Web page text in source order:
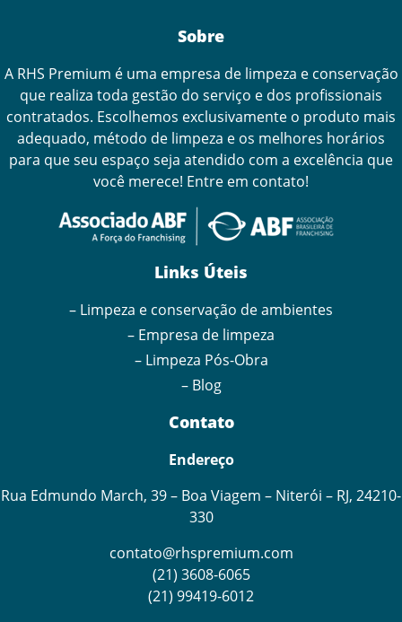
Sobre
A RHS Premium é uma empresa de limpeza e conservação
que realiza toda gestão do serviço e dos profissionais
contratados. Escolhemos exclusivamente o produto mais
adequado, método de limpeza e os melhores horários
para que seu espaço seja atendido com a excelência que
você merece! Entre em contato!
Links Úteis
– Limpeza e conservação de ambientes
– Empresa de limpeza
– Limpeza Pós-Obra
– Blog
Contato
Endereço
Rua Edmundo March, 39 – Boa Viagem – Niterói – RJ, 24210-
330
contato@rhspremium.com
(21) 3608-6065
(21) 99419-6012